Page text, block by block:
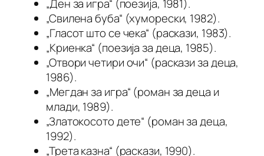
„Ден за игра“ (поезија, 1981).
„Свилена буба“ (хуморески, 1982).
„Гласот што се чека“ (раскази, 1983).
„Криенка“ (поезија за деца, 1985).
„Отвори четири очи“ (раскази за деца,
1986).
„Мегдан за игра“ (роман за деца и
млади, 1989).
„Златокосото дете“ (роман за деца,
1992).
„Трета казна“ (раскази, 1990).